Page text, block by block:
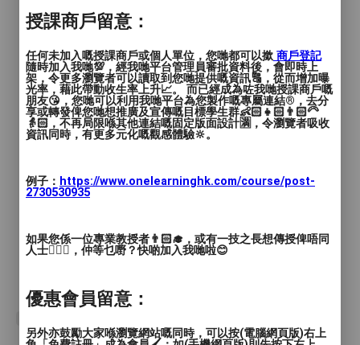
>修手技巧
>美甲上色前步驟
> soak off gel 基礎技巧, 法式、漸變、雲
染, 基本花款及貼鑽石技巧, Hard gel極緻打
磨造型
\\詳細專業講解及示範!//
每位學員❣️附送全套美甲用品
英國TQUK國際認可證書
授課商戶留意：
任何未加入嘅授課商戶或個人單位，您哋都可以撳 商戶登記
隨時加入我哋💯，經我哋平台管理員審批資料後，會即時上
架，令更多瀏覽者可以讀取到您哋提供嘅資訊🔠，從而增加曝
光率，藉此帶動收生率上升📈。 而已經成為咗我哋授課商戶嘅
朋友😘，您哋可以利用我哋平台為您製作嘅專屬連結®️，去分
享或轉發俾您哋想推廣及宣傳嘅目標學生群👶🏻👧🏻👨🏻‍🦳
👵🏻，不再局限喺其他連結嘅固定版面設計🈵，令瀏覽者吸收
資訊同時，有更多元化嘅觀感體驗🔆。
例子： https://www.onelearninghk.com/course/post-
2730530935
如果您係一位專業教授者👨🏻‍🎓，或有一技之長想傳授俾唔同
人士🙋🏻‍♂️，仲等乜嘢？快啲加入我哋啦😊
優惠會員留意：
另外亦鼓勵大家喺瀏覽網站嘅同時，可以按(電腦網頁版)右上